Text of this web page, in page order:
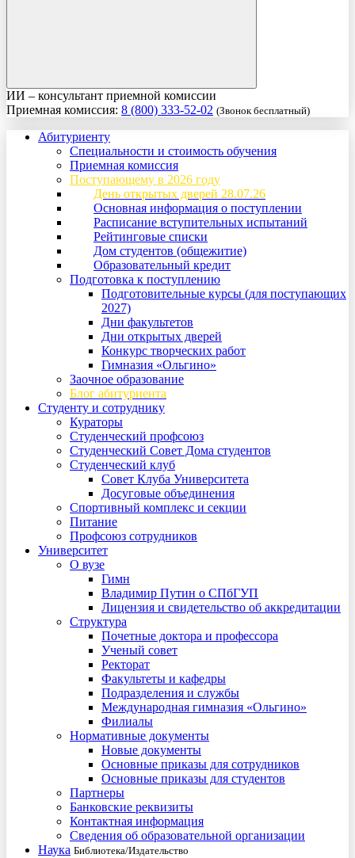
ИИ – консультант приемной комиссии
Приемная комиссия: 8 (800) 333-52-02 (Звонок бесплатный)
Абитуриенту
Специальности и стоимость обучения
Приемная комиссия
Поступающему в 2026 году
День открытых дверей 28.07.26
Основная информация о поступлении
Расписание вступительных испытаний
Рейтинговые списки
Дом студентов (общежитие)
Образовательный кредит
Подготовка к поступлению
Подготовительные курсы (для поступающих
2027)
Дни факультетов
Дни открытых дверей
Конкурс творческих работ
Гимназия «Ольгино»
Заочное образование
Блог абитуриента
Студенту и сотруднику
Кураторы
Студенческий профсоюз
Студенческий Совет Дома студентов
Студенческий клуб
Совет Клуба Университета
Досуговые объединения
Спортивный комплекс и секции
Питание
Профсоюз сотрудников
Университет
О вузе
Гимн
Владимир Путин о СПбГУП
Лицензия и свидетельство об аккредитации
Структура
Почетные доктора и профессора
Ученый совет
Ректорат
Факультеты и кафедры
Подразделения и службы
Международная гимназия «Ольгино»
Филиалы
Нормативные документы
Новые документы
Основные приказы для сотрудников
Основные приказы для студентов
Партнеры
Банковские реквизиты
Контактная информация
Сведения об образовательной организации
Наука Библиотека/Издательство